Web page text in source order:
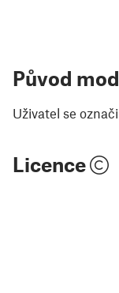
Původ
Uživatel se
Licence